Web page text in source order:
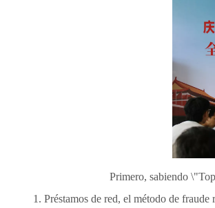
Primero, sabiendo
1. Préstamos de red, el método de